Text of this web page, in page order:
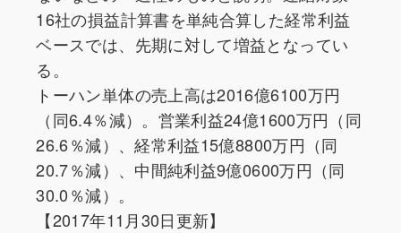
16社の損益計算書を単純合算した経常利益
ベースでは、先期に対して増益となってい
る。
トーハン単体の売上高は2016億6100万円
（同6.4％減）。営業利益24億1600万円（同
26.6％減）、経常利益15億8800万円（同
20.7％減）、中間純利益9億0600万円（同
30.0％減）。
【2017年11月30日更新】